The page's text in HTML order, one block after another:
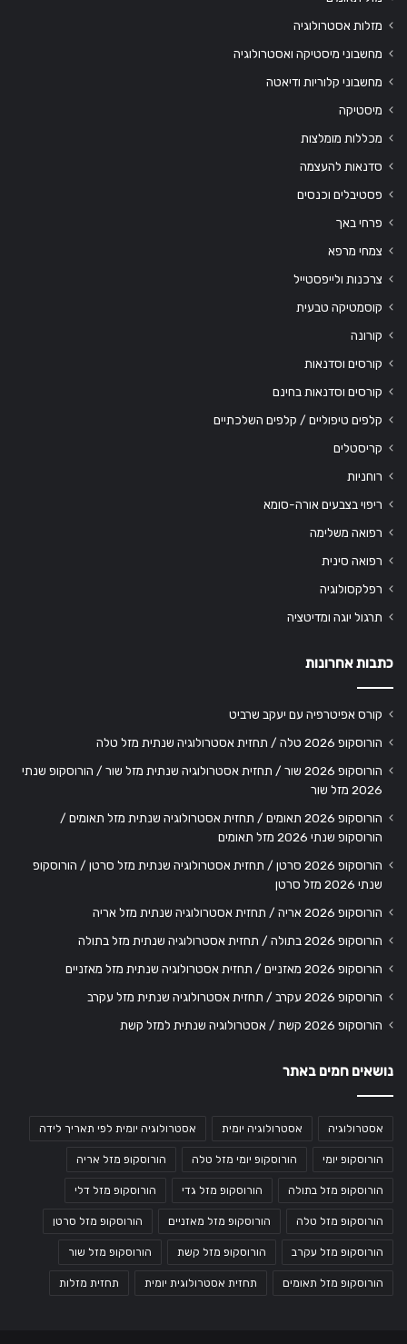
מזלות אסטרולוגיה
מחשבוני מיסטיקה ואסטרולוגיה
מחשבוני קלוריות ודיאטה
מיסטיקה
מכללות מומלצות
סדנאות להעצמה
פסטיבלים וכנסים
פרחי באך
צמחי מרפא
צרכנות ולייפסטייל
קוסמטיקה טבעית
קורונה
קורסים וסדנאות
קורסים וסדנאות בחינם
קלפים טיפוליים / קלפים השלכתיים
קריסטלים
רוחניות
ריפוי בצבעים אורה-סומא
רפואה משלימה
רפואה סינית
רפלקסולוגיה
תרגול יוגה ומדיטציה
כתבות אחרונות
קורס אפיטרפיה עם יעקב שרביט
הורוסקופ 2026 טלה / תחזית אסטרולוגיה שנתית מזל טלה
הורוסקופ 2026 שור / תחזית אסטרולוגיה שנתית מזל שור / הורוסקופ שנתי
2026 מזל שור
הורוסקופ 2026 תאומים / תחזית אסטרולוגיה שנתית מזל תאומים /
הורוסקופ שנתי 2026 מזל תאומים
הורוסקופ 2026 סרטן / תחזית אסטרולוגיה שנתית מזל סרטן / הורוסקופ
שנתי 2026 מזל סרטן
הורוסקופ 2026 אריה / תחזית אסטרולוגיה שנתית מזל אריה
הורוסקופ 2026 בתולה / תחזית אסטרולוגיה שנתית מזל בתולה
הורוסקופ 2026 מאזניים / תחזית אסטרולוגיה שנתית מזל מאזניים
הורוסקופ 2026 עקרב / תחזית אסטרולוגיה שנתית מזל עקרב
הורוסקופ 2026 קשת / אסטרולוגיה שנתית למזל קשת
נושאים חמים באתר
אסטרולוגיה אסטרולוגיה יומית אסטרולוגיה יומית לפי תאריך לידה
הורוסקופ יומי הורוסקופ יומי מזל טלה הורוסקופ מזל אריה
הורוסקופ מזל בתולה הורוסקופ מזל גדי הורוסקופ מזל דלי
הורוסקופ מזל טלה הורוסקופ מזל מאזניים הורוסקופ מזל סרטן
הורוסקופ מזל עקרב הורוסקופ מזל קשת הורוסקופ מזל שור
הורוסקופ מזל תאומים תחזית אסטרולוגית יומית תחזית מזלות